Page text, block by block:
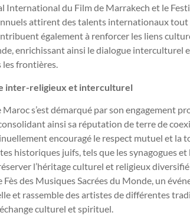
International du Film de Marrakech et le
attirent des talents internationaux
également à renforcer les liens
enrichissant ainsi le dialogue interculturel
les frontières.
inter-religieux et interculturel
s’est démarqué par son engagement
ainsi sa réputation de terre de
encouragé le respect mutuel et la
historiques juifs, tels que les synagogues et
l’héritage culturel et religieux
des Musiques Sacrées du Monde, un
et rassemble des artistes de différentes
culturel et spirituel.